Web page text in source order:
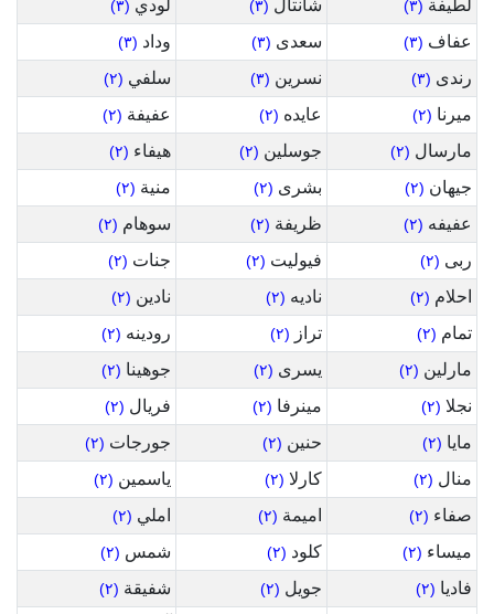
لطيفة (٣) شانتال (٣) لودي (٣)
عفاف (٣) سعدى (٣) وداد (٣)
رندى (٣) نسرين (٣) سلفي (٢)
ميرنا (٢) عايده (٢) عفيفة (٢)
مارسال (٢) جوسلين (٢) هيفاء (٢)
جيهان (٢) بشرى (٢) منية (٢)
عفيفه (٢) ظريفة (٢) سوهام (٢)
ربى (٢) فيوليت (٢) جنات (٢)
احلام (٢) ناديه (٢) نادين (٢)
تمام (٢) تراز (٢) رودينه (٢)
مارلين (٢) يسرى (٢) جوهينا (٢)
نجلا (٢) مينرفا (٢) فريال (٢)
مايا (٢) حنين (٢) جورجات (٢)
منال (٢) كارلا (٢) ياسمين (٢)
صفاء (٢) اميمة (٢) املي (٢)
ميساء (٢) كلود (٢) شمس (٢)
فاديا (٢) جويل (٢) شفيقة (٢)